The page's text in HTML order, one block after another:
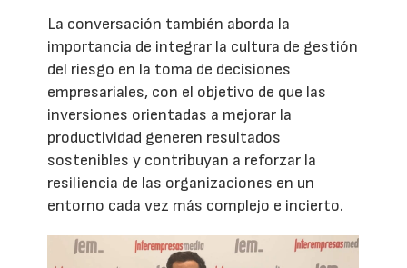
La conversación también aborda la
importancia de integrar la cultura de gestión
del riesgo en la toma de decisiones
empresariales, con el objetivo de que las
inversiones orientadas a mejorar la
productividad generen resultados
sostenibles y contribuyan a reforzar la
resiliencia de las organizaciones en un
entorno cada vez más complejo e incierto.